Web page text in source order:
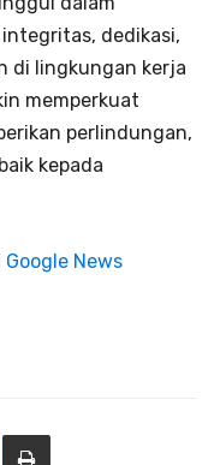
dedikasi,
di lingkungan kerja
memperkuat
perlindungan,
kepada
Google News